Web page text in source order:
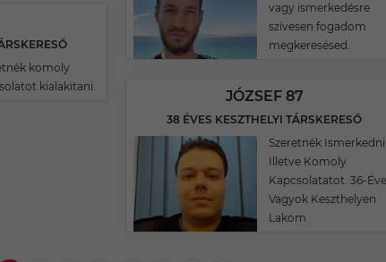
komoly
kialakitani.
vagy ismerkedésre
szívesen fogadom
megkeresésed.
JÓZSEF 87
38 ÉVES KESZTHELYI TÁRSKERESŐ
Szeretnék Ismerkedni
Illetve Komoly
Kapcsolatatot. 36-
Vagyok Keszthelyen
Lakom